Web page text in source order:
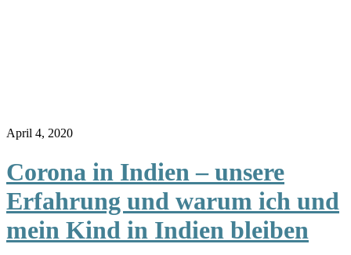
April 4, 2020
Corona in Indien – unsere
Erfahrung und warum ich und
mein Kind in Indien bleiben